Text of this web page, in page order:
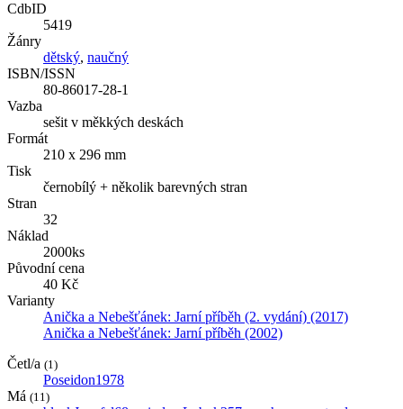
CdbID
5419
Žánry
dětský, naučný
ISBN/ISSN
80-86017-28-1
Vazba
sešit v měkkých deskách
Formát
210 x 296 mm
Tisk
černobílý + několik barevných stran
Stran
32
Náklad
2000ks
Původní cena
40 Kč
Varianty
Anička a Nebešťánek: Jarní příběh (2. vydání) (2017)
Anička a Nebešťánek: Jarní příběh (2002)
Četl/a (1)
Poseidon1978
Má (11)